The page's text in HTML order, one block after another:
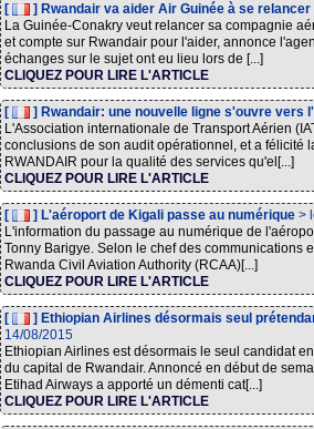
[ ] Rwandair va aider Air Guinée à se relancer
La Guinée-Conakry veut relancer sa compagnie
et compte sur Rwandair pour l'aider, annonce
échanges sur le sujet ont eu lieu lors de [...]
CLIQUEZ POUR LIRE L'ARTICLE
[ ] Rwandair: une nouvelle ligne s'ouvre vers
L'Association internationale de Transport Aérien
conclusions de son audit opérationnel, et a félicité
RWANDAIR pour la qualité des services qu'el[...]
CLIQUEZ POUR LIRE L'ARTICLE
[ ] L'aéroport de Kigali passe au numérique >
L'information du passage au numérique de
Tonny Barigye. Selon le chef des communications
Rwanda Civil Aviation Authority (RCAA)[...]
CLIQUEZ POUR LIRE L'ARTICLE
[ ] Ethiopian Airlines désormais seul
14/08/2015
Ethiopian Airlines est désormais le seul candidat
du capital de Rwandair. Annoncé en début de
Etihad Airways a apporté un démenti cat[...]
CLIQUEZ POUR LIRE L'ARTICLE